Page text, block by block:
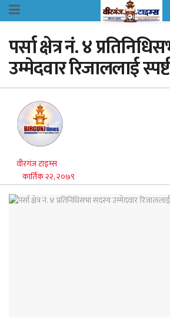
पर्सा क्षेत्र नं. ४
उम्मेदवार रिजाललाई
वीरगंज टाइम्स
कार्तिक २२, २०७९